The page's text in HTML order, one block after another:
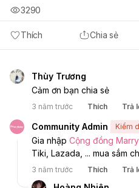
Thích Chia sẻ
3290
Thùy Trương
Cảm ơn bạn chia sẻ
3 năm trước Thích Trả
Community Admin Kiểm
Gia nhập Cộng đồng
Tiki, Lazada, ... mua sắm
3 năm trước Thích Trả